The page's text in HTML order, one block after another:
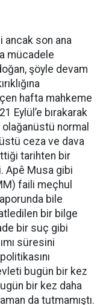
ancak son ana
mücadele
şöyle devam
hafta mahkeme
Eylül’e bırakarak
normal
ceza ve dava
tarihten bir
Apê Musa gibi
faili meçhul
bile
bir bilge
bir suç gibi
süresini
bugün bir kez
bir kez daha
da tutmamıştı.